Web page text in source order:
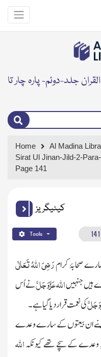
جلد-دوئم- پارہ چار تا
Home
Al Madina
Sirat Ul Jinan-Jild-2-
Page 141
کیٹیگریز
Tools
صحابۂ کرامرَضِیَ اللہُ تَعَالٰی
ہیں جنہیںاللہعَزَّوَجَلَّنے اُس
کی نعمت قرار دیا گیاہے۔
نے ان بیعتوں کے سارے وعدے
وعدے کے سچے تھے کیونکہاللہ